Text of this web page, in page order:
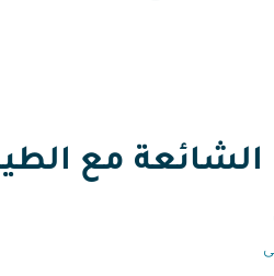
الشائعة مع